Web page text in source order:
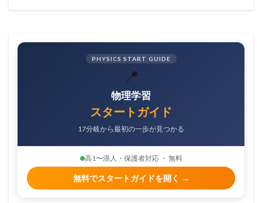
PHYSICS START GUIDE
📍
物理学習
スタートガイド
17分岐から最初の一歩が見つかる
高1〜浪人・保護者対応 ・ 無料
無料でスタートガイドを開く →